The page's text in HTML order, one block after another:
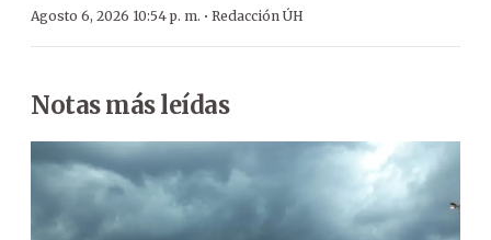
Agosto 6, 2026 10:54 p. m. · Redacción ÚH
Notas más leídas